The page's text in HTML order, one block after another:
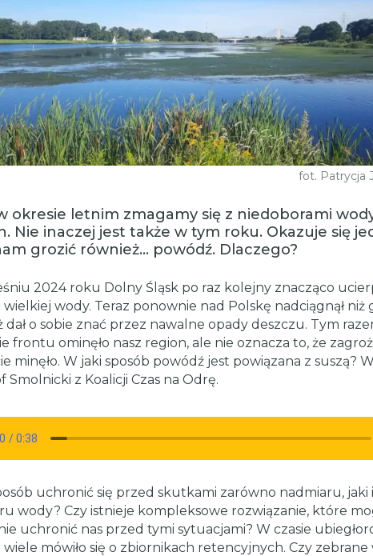
fot. Patrycja
okresie letnim zmagamy się z niedoborami
Nie inaczej jest także w tym roku. Okazuje się
grozić również… powódź. Dlaczego?
2024 roku Dolny Śląsk po raz kolejny znacząco
wody. Teraz ponownie nad Polskę nadciągnął niż
dał o sobie znać przez nawalne opady deszczu. Tym
frontu ominęło nasz region, ale nie oznacza to, że
minęło. W jaki sposób powódź jest powiązana z suszą?
Smolnicki z Koalicji Czas na Odrę.
uchronić się przed skutkami zarówno nadmiaru, jaki i
wody? Czy istnieje kompleksowe rozwiązanie, które
uchronić nas przed tymi sytuacjami? W czasie
mówiło się o zbiornikach retencyjnych. Czy zebrane